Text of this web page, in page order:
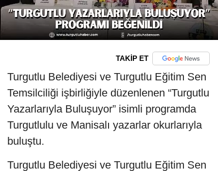
TAKİP ET
Turgutlu Belediyesi ve Turgutlu Eğitim Sen
Temsilciliği işbirliğiyle düzenlenen “Turgutlu
Yazarlarıyla Buluşuyor” isimli programda
Turgutlulu ve Manisalı yazarlar okurlarıyla
buluştu.
Turgutlu Belediyesi ve Turgutlu Eğitim Sen